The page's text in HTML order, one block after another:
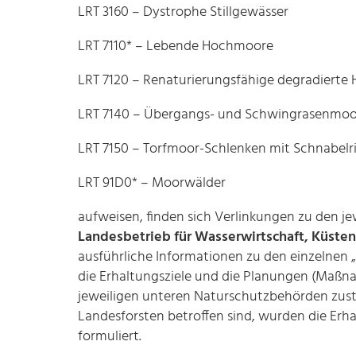
LRT 3160 – Dystrophe Stillgewässer
LRT 7110* – Lebende Hochmoore
LRT 7120 – Renaturierungsfähige degradierte
LRT 7140 – Übergangs- und
LRT 7150 – Torfmoor-Schlenken mit
LRT 91D0* – Moorwälder
aufweisen, finden sich Verlinkungen zu den
Landesbetrieb für Wasserwirtschaft,
ausführliche Informationen zu den einzelnen
die Erhaltungsziele und die Planungen
jeweiligen unteren Naturschutzbehörden
Landesforsten betroffen sind, wurden die
formuliert.